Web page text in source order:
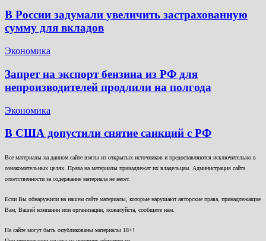
В России задумали увеличить застрахованную
сумму для вкладов
Экономика
Запрет на экспорт бензина из РФ для
непроизводителей продлили на полгода
Экономика
В США допустили снятие санкций с РФ
Все материалы на данном сайте взяты из открытых источников и предоставляются исключительно в
ознакомительных целях. Права на материалы принадлежат их владельцам. Администрация сайта
ответственности за содержание материала не несет.
Если Вы обнаружили на нашем сайте материалы, которые нарушают авторские права, принадлежащие
Вам, Вашей компании или организации, пожалуйста, сообщите нам.
На сайте могут быть опубликованы материалы 18+!